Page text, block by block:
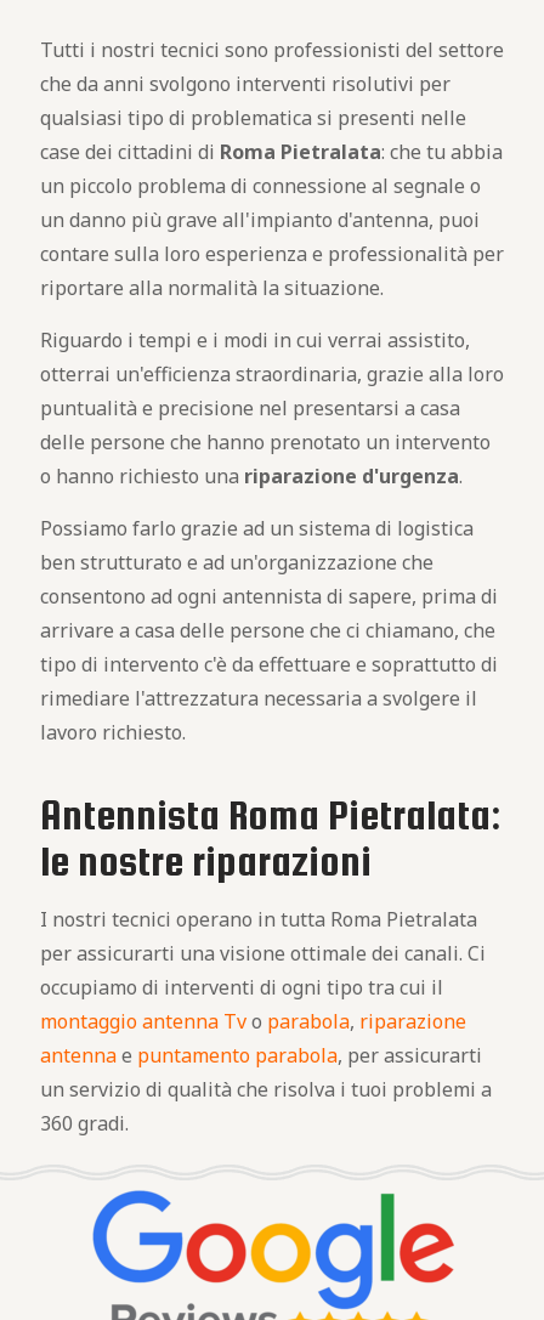
Tutti i nostri tecnici sono professionisti del settore
che da anni svolgono interventi risolutivi per
qualsiasi tipo di problematica si presenti nelle
case dei cittadini di Roma Pietralata: che tu abbia
un piccolo problema di connessione al segnale o
un danno più grave all'impianto d'antenna, puoi
contare sulla loro esperienza e professionalità per
riportare alla normalità la situazione.
Riguardo i tempi e i modi in cui verrai assistito,
otterrai un'efficienza straordinaria, grazie alla loro
puntualità e precisione nel presentarsi a casa
delle persone che hanno prenotato un intervento
o hanno richiesto una riparazione d'urgenza.
Possiamo farlo grazie ad un sistema di logistica
ben strutturato e ad un'organizzazione che
consentono ad ogni antennista di sapere, prima di
arrivare a casa delle persone che ci chiamano, che
tipo di intervento c'è da effettuare e soprattutto di
rimediare l'attrezzatura necessaria a svolgere il
lavoro richiesto.
Antennista Roma Pietralata:
le nostre riparazioni
I nostri tecnici operano in tutta Roma Pietralata
per assicurarti una visione ottimale dei canali. Ci
occupiamo di interventi di ogni tipo tra cui il
montaggio antenna Tvo parabola, riparazione
antennae puntamento parabola, per assicurarti
un servizio di qualità che risolva i tuoi problemi a
360 gradi.